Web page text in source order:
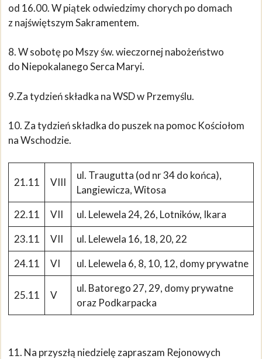
od 16.00. W piątek odwiedzimy chorych po domach
z najświętszym Sakramentem.
8. W sobotę po Mszy św. wieczornej nabożeństwo
do Niepokalanego Serca Maryi.
9.Za tydzień składka na WSD w Przemyślu.
10. Za tydzień składka do puszek na pomoc Kościołom
na Wschodzie.
21.11 VIII
ul. Traugutta (od nr 34 do końca),
Langiewicza, Witosa
22.11
VII
ul. Lelewela 24, 26, Lotników, Ikara
23.11
VII
ul. Lelewela 16, 18, 20, 22
24.11
VI ul. Lelewela 6, 8, 10, 12, domy prywatne
25.11 V
ul. Batorego 27, 29, domy prywatne
oraz Podkarpacka
11. Na przyszłą niedzielę zapraszam Rejonowych